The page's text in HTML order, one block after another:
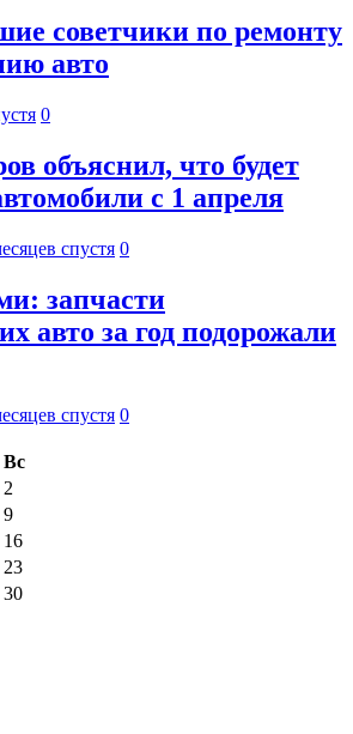
советчики по ремонту
авто
0
объяснил, что будет
с 1 апреля
спустя 0
запчасти
авто за год подорожали
спустя 0
Вс
2
9
16
23
30